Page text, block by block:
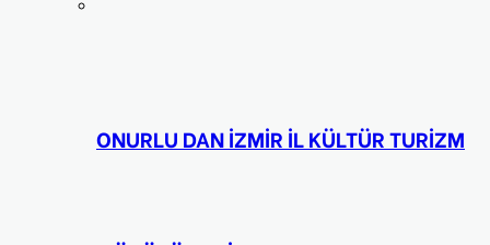
ONURLU DAN İZMİR İL KÜLTÜR TURİZM